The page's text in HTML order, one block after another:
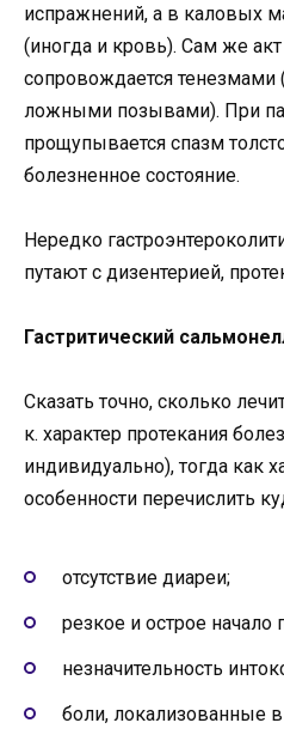
испражнений, а в каловых
(иногда и кровь). Сам же
сопровождается
ложными позывами). При
прощупывается спазм
болезненное состояние.
Нередко
путают с дизентерией,
Гастритический
Сказать точно, сколько
к. характер протекания
индивидуально), тогда как
особенности перечислить
отсутствие диареи;
резкое и острое начало
незначительность
боли, локализованные в